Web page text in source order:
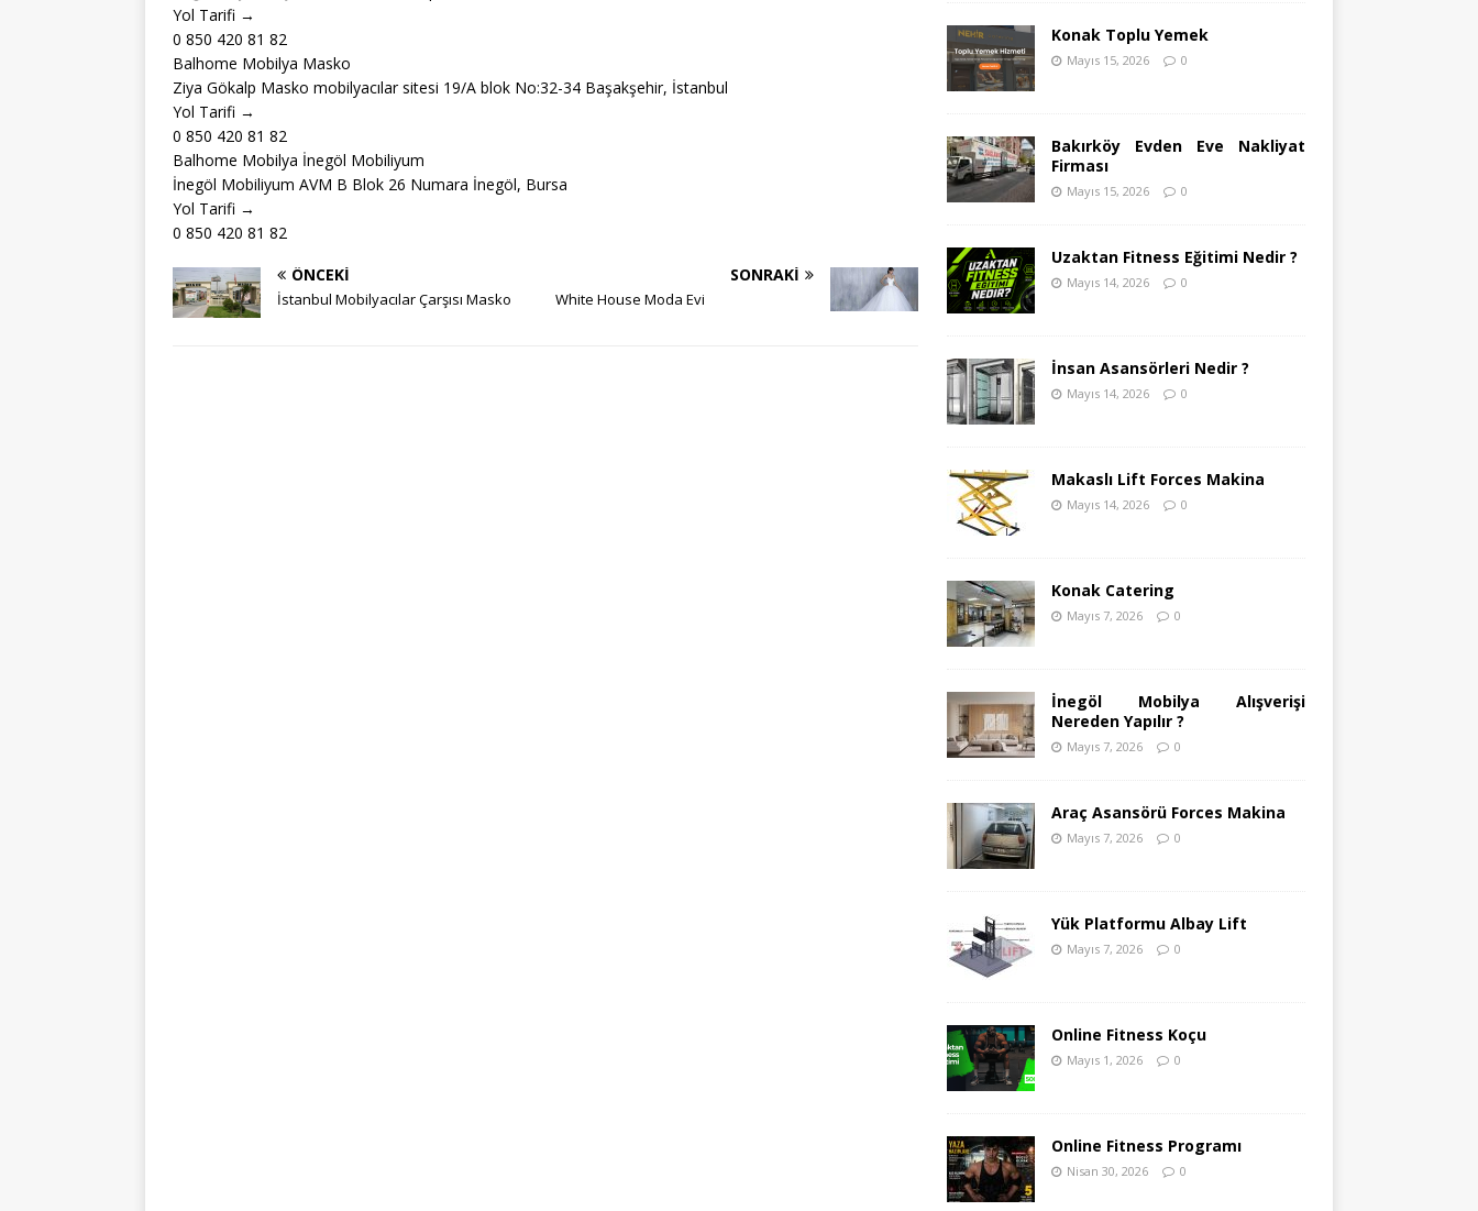
Yol Tarifi →
0 850 420 81 82
Balhome Mobilya Masko
Ziya Gökalp Masko mobilyacılar sitesi 19/A blok No:32-34 Başakşehir, İstanbul
Yol Tarifi →
0 850 420 81 82
Balhome Mobilya İnegöl Mobiliyum
İnegöl Mobiliyum AVM B Blok 26 Numara İnegöl, Bursa
Yol Tarifi →
0 850 420 81 82
ÖNCEKI
İstanbul Mobilyacılar Çarşısı Masko
SONRAKI
White House Moda Evi
Konak Toplu Yemek
Mayıs 15, 2026 0
Bakırköy Evden Eve Nakliyat
Firması
Mayıs 15, 2026 0
Uzaktan Fitness Eğitimi Nedir ?
Mayıs 14, 2026 0
İnsan Asansörleri Nedir ?
Mayıs 14, 2026 0
Makaslı Lift Forces Makina
Mayıs 14, 2026 0
Konak Catering
Mayıs 7, 2026 0
İnegöl Mobilya Alışverişi
Nereden Yapılır ?
Mayıs 7, 2026 0
Araç Asansörü Forces Makina
Mayıs 7, 2026 0
Yük Platformu Albay Lift
Mayıs 7, 2026 0
Online Fitness Koçu
Mayıs 1, 2026 0
Online Fitness Programı
Nisan 30, 2026 0